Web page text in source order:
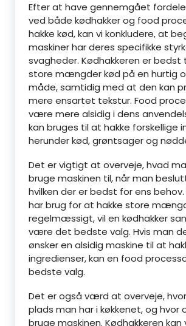
Efter at have gennemgået
ved både kødhakker og food
hakke kød, kan vi konkludere, at
maskiner har deres specifikke
svagheder. Kødhakkeren er bedst
store mængder kød på en hurtig
måde, samtidig med at den kan
mere ensartet tekstur. Food
være mere alsidig i dens
kan bruges til at hakke forskellige
herunder kød, grøntsager og
Det er vigtigt at overveje, hvad
bruge maskinen til, når man
hvilken der er bedst for ens behov.
har brug for at hakke store
regelmæssigt, vil en kødhakker
være det bedste valg. Hvis man
ønsker en alsidig maskine til at
ingredienser, kan en food
bedste valg.
Det er også værd at overveje,
plads man har i køkkenet, og hvor
bruge maskinen. Kødhakkeren